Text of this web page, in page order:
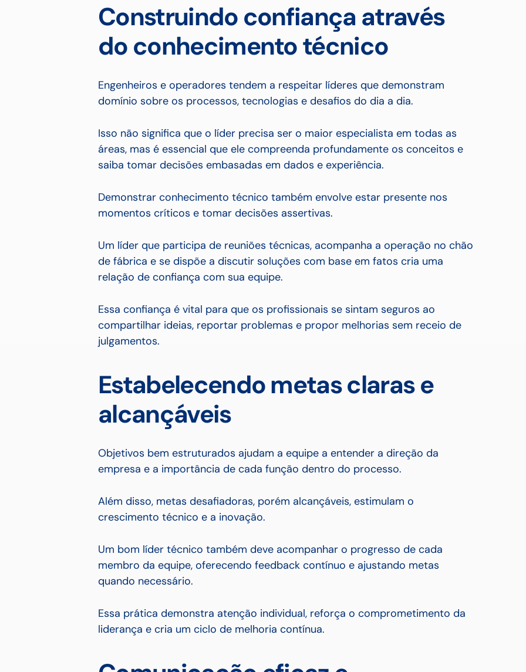
Construindo confiança através
do conhecimento técnico
Engenheiros e operadores tendem a respeitar líderes que demonstram
domínio sobre os processos, tecnologias e desafios do dia a dia.
Isso não significa que o líder precisa ser o maior especialista em todas as
áreas, mas é essencial que ele compreenda profundamente os conceitos e
saiba tomar decisões embasadas em dados e experiência.
Demonstrar conhecimento técnico também envolve estar presente nos
momentos críticos e tomar decisões assertivas.
Um líder que participa de reuniões técnicas, acompanha a operação no chão
de fábrica e se dispõe a discutir soluções com base em fatos cria uma
relação de confiança com sua equipe.
Essa confiança é vital para que os profissionais se sintam seguros ao
compartilhar ideias, reportar problemas e propor melhorias sem receio de
julgamentos.
Estabelecendo metas claras e
alcançáveis
Objetivos bem estruturados ajudam a equipe a entender a direção da
empresa e a importância de cada função dentro do processo.
Além disso, metas desafiadoras, porém alcançáveis, estimulam o
crescimento técnico e a inovação.
Um bom líder técnico também deve acompanhar o progresso de cada
membro da equipe, oferecendo feedback contínuo e ajustando metas
quando necessário.
Essa prática demonstra atenção individual, reforça o comprometimento da
liderança e cria um ciclo de melhoria contínua.